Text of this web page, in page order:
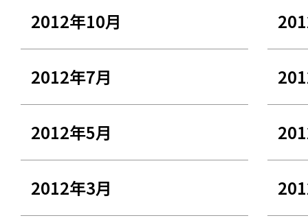
2012年10月
2012年7月
2012年5月
2012年3月